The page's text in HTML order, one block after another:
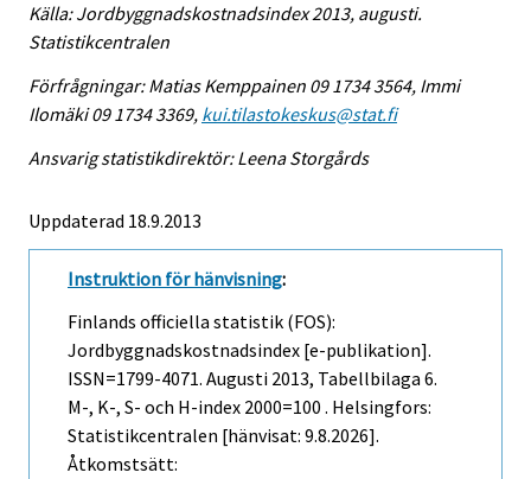
Källa: Jordbyggnadskostnadsindex 2013, augusti.
Statistikcentralen
Förfrågningar: Matias Kemppainen 09 1734 3564, Immi
Ilomäki 09 1734 3369, kui.tilastokeskus@stat.fi
Ansvarig statistikdirektör: Leena Storgårds
Uppdaterad 18.9.2013
Instruktion för hänvisning:
Finlands officiella statistik (FOS):
Jordbyggnadskostnadsindex [e-publikation].
ISSN=1799-4071. Augusti 2013, Tabellbilaga 6.
M-, K-, S- och H-index 2000=100 . Helsingfors:
Statistikcentralen [hänvisat: 9.8.2026].
Åtkomstsätt: